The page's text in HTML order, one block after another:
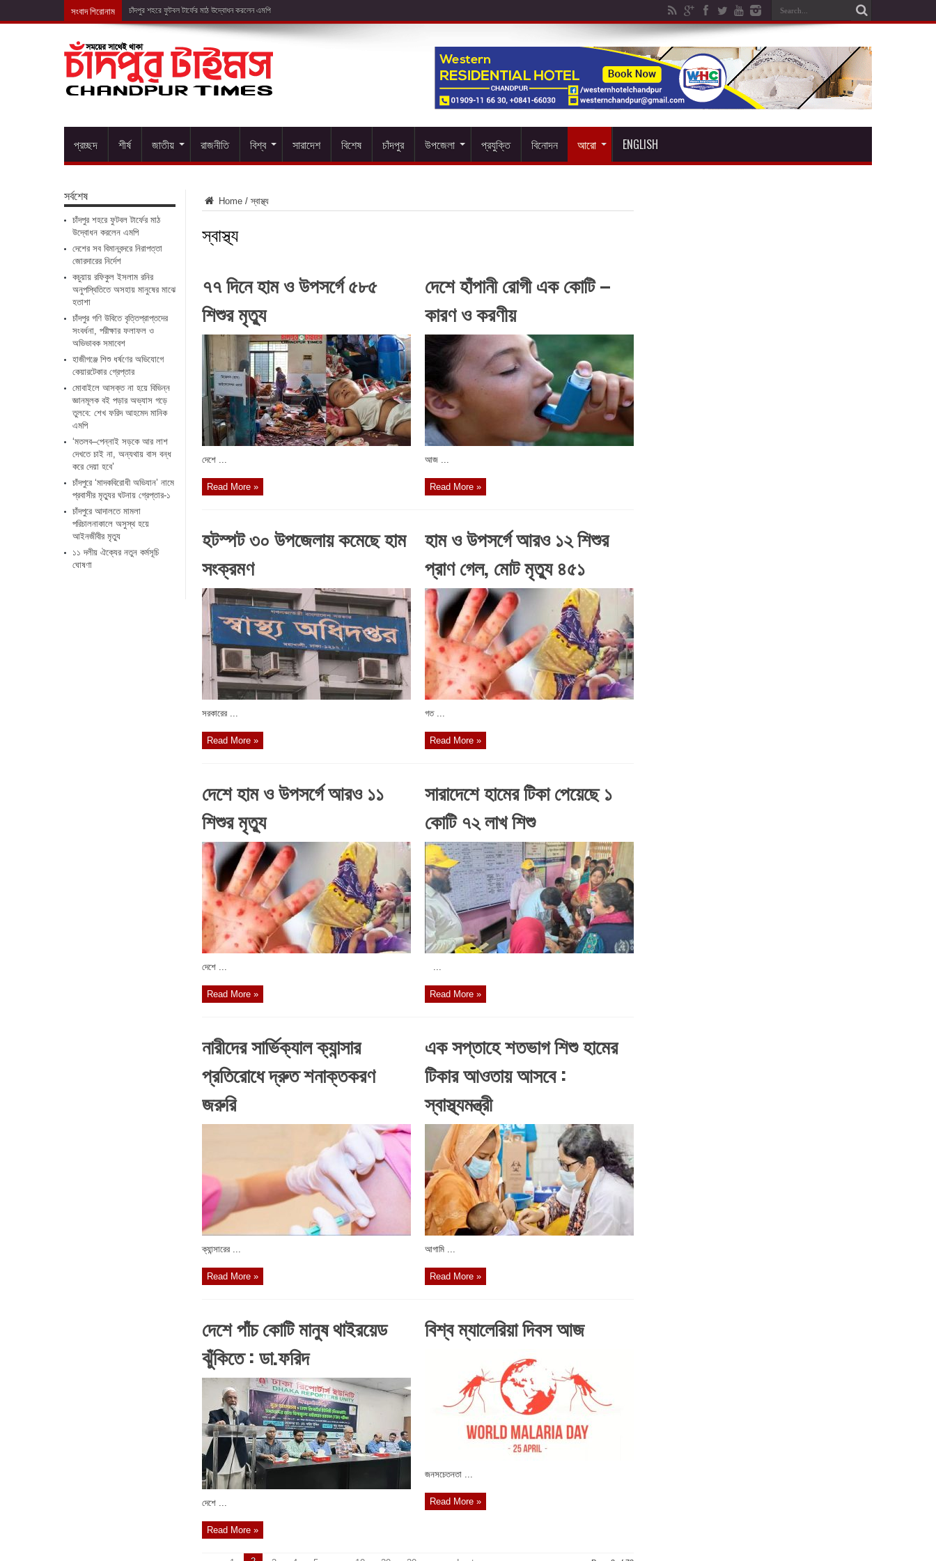
সংবাদ শিরোনাম দেশের সব বিমানবন্দ
প্রচ্ছদ শীর্ষ জাতীয় রাজনীতি বিশ্ব সারাদেশ বিশেষ চাঁদপুর উপজেলা প্রযুক্তি বিনোদন আরো ENGLISH
Home / স্বাস্থ্য
স্বাস্থ্য
৭৭ দিনে হাম ও উপসর্গে ৫৮৫
শিশুর মৃত্যু
দেশে ...
Read More »
দেশে হাঁপানী রোগী এক কোটি –
কারণ ও করণীয়
আজ ...
Read More »
হটস্পট ৩০ উপজেলায় কমেছে হাম
সংক্রমণ
সরকারের ...
Read More »
হাম ও উপসর্গে আরও ১২ শিশুর
প্রাণ গেল, মোট মৃত্যু ৪৫১
গত ...
Read More »
দেশে হাম ও উপসর্গে আরও ১১
শিশুর মৃত্যু
দেশে ...
Read More »
সারাদেশে হামের টিকা পেয়েছে ১
কোটি ৭২ লাখ শিশু
...
Read More »
নারীদের সার্ভিক্যাল ক্যান্সার
প্রতিরোধে দ্রুত শনাক্তকরণ
জরুরি
ক্যান্সারের ...
Read More »
এক সপ্তাহে শতভাগ শিশু হামের
টিকার আওতায় আসবে :
স্বাস্থ্যমন্ত্রী
আগামি ...
Read More »
দেশে পাঁচ কোটি মানুষ থাইরয়েড
ঝুঁকিতে : ডা.ফরিদ
দেশে ...
Read More »
বিশ্ব ম্যালেরিয়া দিবস আজ
জনসচেতনতা ...
Read More »
সর্বশেষ
চাঁদপুর শহরে ফুটবল টার্ফের মাঠ
উদ্বোধন করলেন এমপি
দেশের সব বিমানবন্দরে নিরাপত্তা
জোরদারের নির্দেশ
কচুয়ায় রফিকুল ইসলাম রনির
অনুপস্থিতিতে অসহায় মানুষের মাঝে
হতাশা
চাঁদপুর গণি উবিতে বৃত্তিপ্রাপ্তদের
সংবর্ধনা, পরীক্ষার ফলাফল ও
অভিভাবক সমাবেশ
হাজীগঞ্জে শিশু ধর্ষণের অভিযোগে
কেয়ারটেকার গ্রেপ্তার
মোবাইলে আসক্ত না হয়ে বিভিন্ন
জ্ঞানমূলক বই পড়ার অভ্যাস গড়ে
তুলবে: শেখ ফরিদ আহমেদ মানিক
এমপি
‘মতলব–পেন্নাই সড়কে আর লাশ
দেখতে চাই না, অন্যথায় বাস বন্ধ
করে দেয়া হবে’
চাঁদপুরে ‘মাদকবিরোধী অভিযান’ নামে
প্রবাসীর মৃত্যুর ঘটনায় গ্রেপ্তার-১
চাঁদপুরে আদালতে মামলা
পরিচালনাকালে অসুস্থ হয়ে
আইনজীবীর মৃত্যু
১১ দলীয় ঐক্যের নতুন কর্মসূচি
ঘোষণা